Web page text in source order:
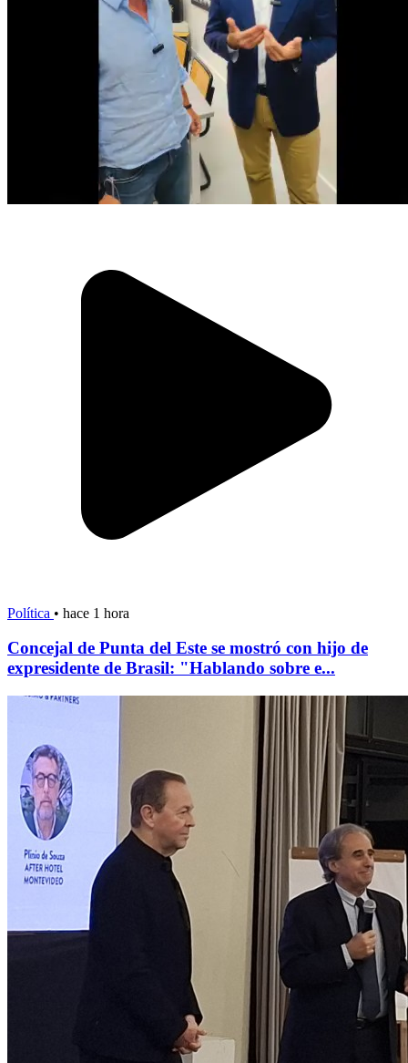
Política • hace 1 hora
Concejal de Punta del Este se mostró con hijo de
expresidente de Brasil: "Hablando sobre e...